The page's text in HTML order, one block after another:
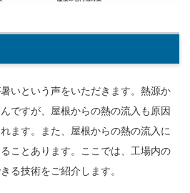
いという声をいただきます。熱源か
ですが、屋根からの熱の流入も原因
ます。また、屋根からの熱の流入に
ことあります。ここでは、工場内の
る技術をご紹介します。